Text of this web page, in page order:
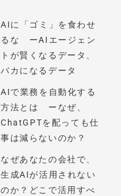
AIに「ゴミ」を食わせ
るな ーAIエージェン
トが賢くなるデータ、
バカになるデータ
AIで業務を自動化する
方法とは ーなぜ、
ChatGPTを配っても仕
事は減らないのか？
なぜあなたの会社で、
生成AIが活用されない
のか？どこで活用すべ